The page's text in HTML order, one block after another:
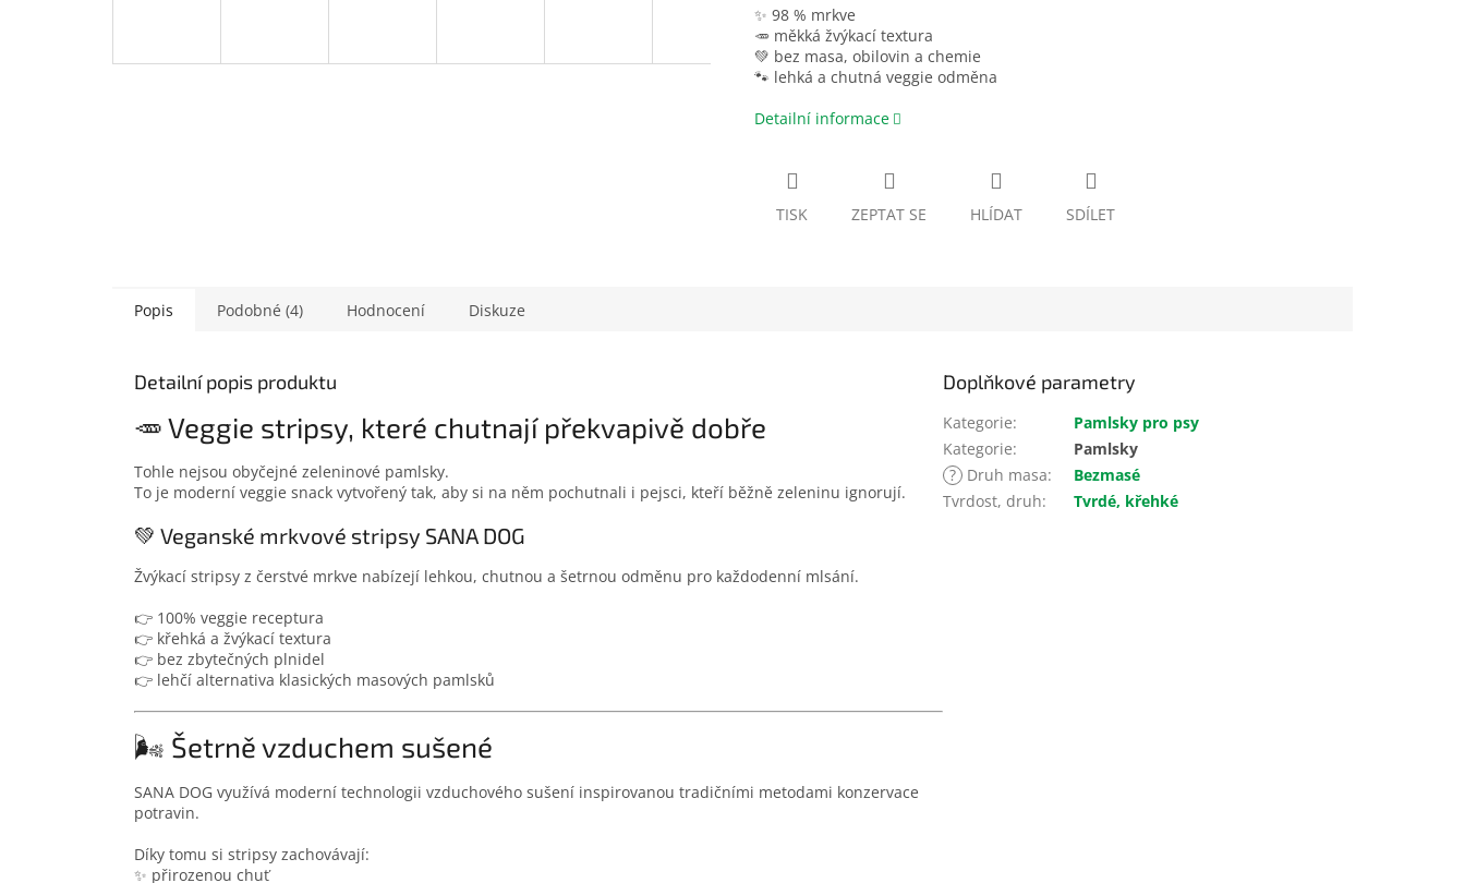
✨ 98 % mrkve
🥕 měkká žvýkací textura
💚 bez masa, obilovin a chemie
🐾 lehká a chutná veggie odměna
Detailní informace
TISK ZEPTAT SE HLÍDAT SDÍLET
Popis Podobné (4) Hodnocení Diskuze
Detailní popis produktu
🥕 Veggie stripsy, které chutnají překvapivě dobře
Tohle nejsou obyčejné zeleninové pamlsky.
To je moderní veggie snack vytvořený tak, aby si na něm pochutnali i pejsci, kteří běžně zeleninu ignorují.
💚 Veganské mrkvové stripsy SANA DOG
Žvýkací stripsy z čerstvé mrkve nabízejí lehkou, chutnou a šetrnou odměnu pro každodenní mlsání.
👉 100% veggie receptura
👉 křehká a žvýkací textura
👉 bez zbytečných plnidel
👉 lehčí alternativa klasických masových pamlsků
🌬️ Šetrně vzduchem sušené
SANA DOG využívá moderní technologii vzduchového sušení inspirovanou tradičními metodami konzervace
potravin.
Díky tomu si stripsy zachovávají:
✨ přirozenou chuť
Doplňkové parametry
Kategorie:
Pamlsky pro psy
Kategorie:
Pamlsky
? Druh masa:
Bezmasé
Tvrdost, druh: Tvrdé, křehké